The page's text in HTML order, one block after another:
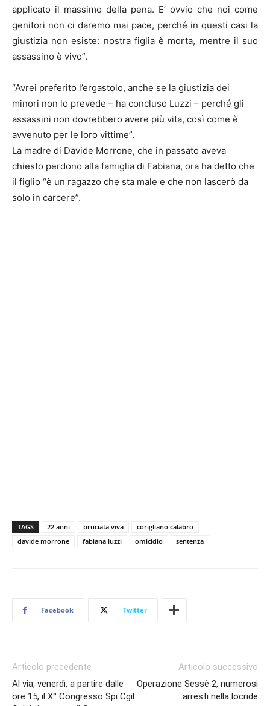
applicato il massimo della pena. E’ ovvio che noi come
genitori non ci daremo mai pace, perché in questi casi la
giustizia non esiste: nostra figlia è morta, mentre il suo
assassino è vivo”.
“Avrei preferito l’ergastolo, anche se la giustizia dei
minori non lo prevede – ha concluso Luzzi – perché gli
assassini non dovrebbero avere più vita, così come è
avvenuto per le loro vittime”.
La madre di Davide Morrone, che in passato aveva
chiesto perdono alla famiglia di Fabiana, ora ha detto che
il figlio “è un ragazzo che sta male e che non lascerò da
solo in carcere”.
TAGS 22 anni bruciata viva
corigliano calabro
davide morrone
fabiana luzzi omicidio sentenza
Facebook Twitter
Articolo precedente
Al via, venerdì, a partire dalle
ore 15, il X° Congresso Spi Cgil
Articolo successivo
Operazione Sessè 2, numerosi
arresti nella locride